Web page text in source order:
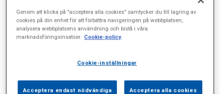
Genom att klicka på "acceptera alla cookies" samtycker du till lagring av
cookies på din enhet för att förbättra navigeringen på webbplatsen,
analysera webbplatsens användning och bistå i våra
marknadsföringsinsatser. Cookie-policy
Cookie-inställningar
Acceptera endast nödvändiga Acceptera alla cookies